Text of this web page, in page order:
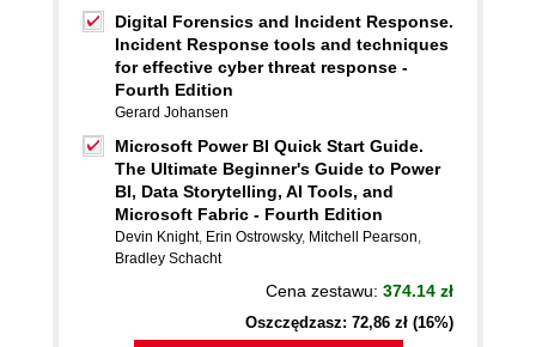
Digital Forensics and Incident Response.
Incident Response tools and techniques
for effective cyber threat response -
Fourth Edition
Gerard Johansen
Microsoft Power BI Quick Start Guide.
The Ultimate Beginner's Guide to Power
BI, Data Storytelling, AI Tools, and
Microsoft Fabric - Fourth Edition
Devin Knight, Erin Ostrowsky, Mitchell Pearson,
Bradley Schacht
Cena zestawu: 374.14 zł
Oszczędzasz: 72,86 zł (16%)